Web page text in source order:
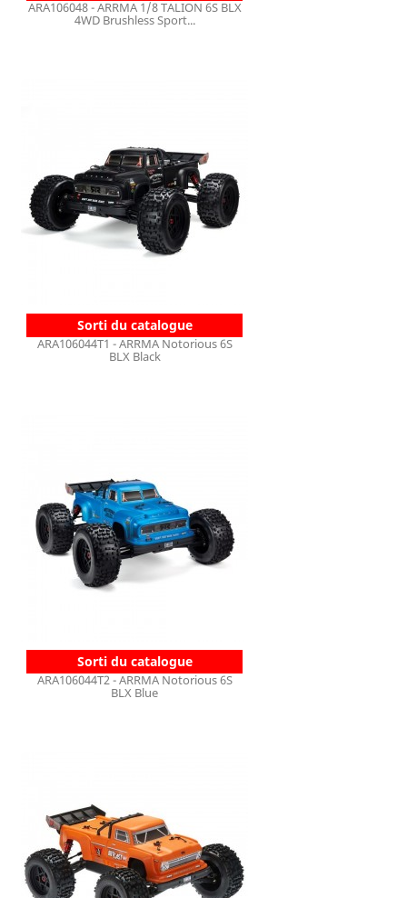
ARA106048 - ARRMA 1/8 TALION 6S BLX
4WD Brushless Sport...
Sorti du catalogue
ARA106044T1 - ARRMA Notorious 6S
BLX Black
Sorti du catalogue
ARA106044T2 - ARRMA Notorious 6S
BLX Blue